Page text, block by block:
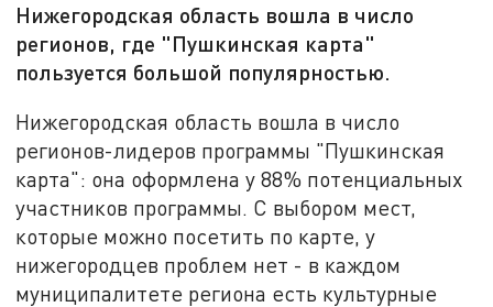
Нижегородская область вошла в число
регионов, где "Пушкинская карта"
пользуется большой популярностью.
Нижегородская область вошла в число
регионов-лидеров программы "Пушкинская
карта": она оформлена у 88% потенциальных
участников программы. С выбором мест,
которые можно посетить по карте, у
нижегородцев проблем нет - в каждом
муниципалитете региона есть культурные